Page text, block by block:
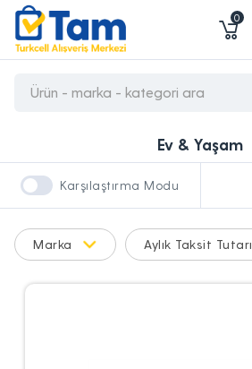
0
Ev & Yaşam
Karşılaştırma Modu
Marka Aylık Taksit Tutarı